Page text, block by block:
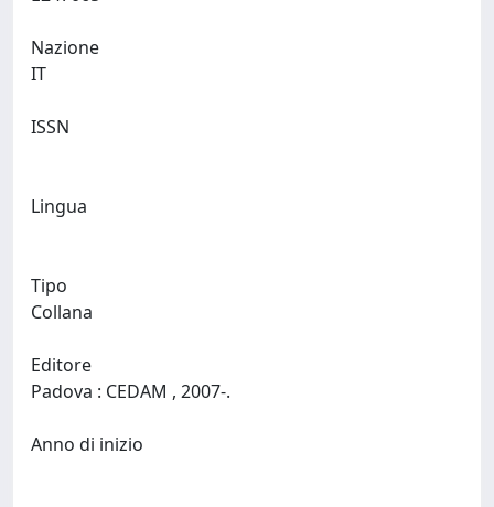
Nazione
ISSN
Lingua
Tipo
Collana
Editore
Anno di inizio